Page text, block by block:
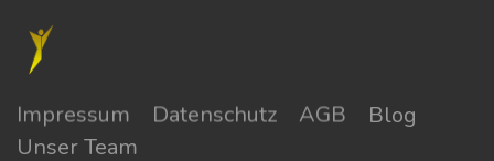
Impressum Datenschutz AGB
Blog
Unser Team